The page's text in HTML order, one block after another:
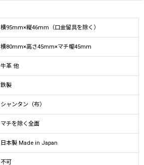
横95mm×縦46mm（口金留具を除く）
横80mm×高さ45mm×マチ幅45mm
牛革 他
鉄製
シャンタン（布）
マチを除く全面
日本製 Made in Japan
不可